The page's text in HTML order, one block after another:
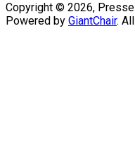
Copyright © 2026,
Powered by GiantChair.